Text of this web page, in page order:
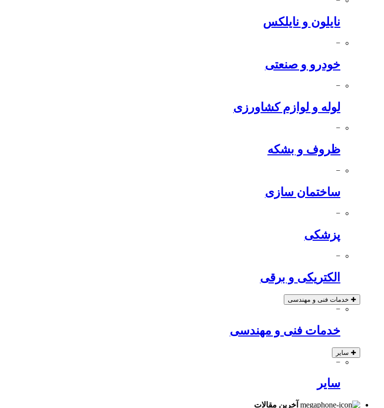
نایلون و نایلکس
−
خودرو و صنعتی
−
لوله و لوازم کشاورزی
−
ظروف و بشکه
−
ساختمان سازی
−
پزشکی
−
الکتریکی و برقی
✚ خدمات فنی و مهندسی
−
خدمات فنی و مهندسی
✚ سایر
−
سایر
آخرین مقالات